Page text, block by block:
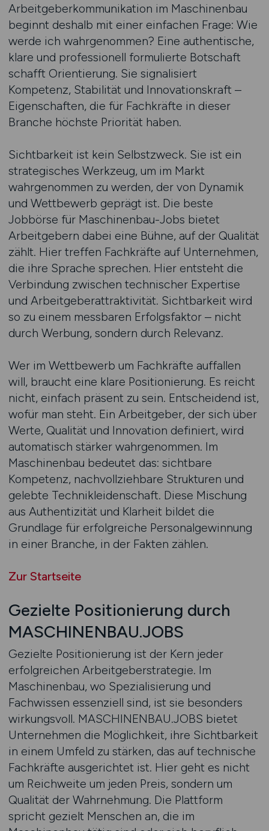
Arbeitgeberkommunikation im Maschinenbau
beginnt deshalb mit einer einfachen Frage: Wie
werde ich wahrgenommen? Eine authentische,
klare und professionell formulierte Botschaft
schafft Orientierung. Sie signalisiert
Kompetenz, Stabilität und Innovationskraft –
Eigenschaften, die für Fachkräfte in dieser
Branche höchste Priorität haben.
Sichtbarkeit ist kein Selbstzweck. Sie ist ein
strategisches Werkzeug, um im Markt
wahrgenommen zu werden, der von Dynamik
und Wettbewerb geprägt ist. Die beste
Jobbörse für Maschinenbau-Jobs bietet
Arbeitgebern dabei eine Bühne, auf der Qualität
zählt. Hier treffen Fachkräfte auf Unternehmen,
die ihre Sprache sprechen. Hier entsteht die
Verbindung zwischen technischer Expertise
und Arbeitgeberattraktivität. Sichtbarkeit wird
so zu einem messbaren Erfolgsfaktor – nicht
durch Werbung, sondern durch Relevanz.
Wer im Wettbewerb um Fachkräfte auffallen
will, braucht eine klare Positionierung. Es reicht
nicht, einfach präsent zu sein. Entscheidend ist,
wofür man steht. Ein Arbeitgeber, der sich über
Werte, Qualität und Innovation definiert, wird
automatisch stärker wahrgenommen. Im
Maschinenbau bedeutet das: sichtbare
Kompetenz, nachvollziehbare Strukturen und
gelebte Technikleidenschaft. Diese Mischung
aus Authentizität und Klarheit bildet die
Grundlage für erfolgreiche Personalgewinnung
in einer Branche, in der Fakten zählen.
Zur Startseite
Gezielte Positionierung durch
MASCHINENBAU.JOBS
Gezielte Positionierung ist der Kern jeder
erfolgreichen Arbeitgeberstrategie. Im
Maschinenbau, wo Spezialisierung und
Fachwissen essenziell sind, ist sie besonders
wirkungsvoll. MASCHINENBAU.JOBS bietet
Unternehmen die Möglichkeit, ihre Sichtbarkeit
in einem Umfeld zu stärken, das auf technische
Fachkräfte ausgerichtet ist. Hier geht es nicht
um Reichweite um jeden Preis, sondern um
Qualität der Wahrnehmung. Die Plattform
spricht gezielt Menschen an, die im